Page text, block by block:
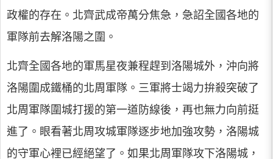
政權的存在。北齊武成帝萬分焦急，急詔全國各地的
軍隊前去解洛陽之圍。
北齊全國各地的軍馬星夜兼程趕到洛陽城外，沖向將
洛陽圍成鐵桶的北周軍隊。三軍將士竭力拚殺突破了
北周軍隊圍城打援的第一道防線後，再也無力向前挺
進了。眼看著北周攻城軍隊逐步地加強攻勢，洛陽城
的守軍心裡已經絕望了。如果北周軍隊攻下洛陽城，